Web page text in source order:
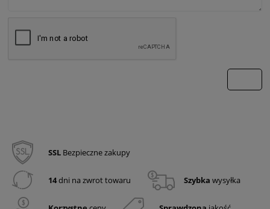
SSL Bezpieczne zakupy
14dni na zwrot towaru Szybka wysyłka